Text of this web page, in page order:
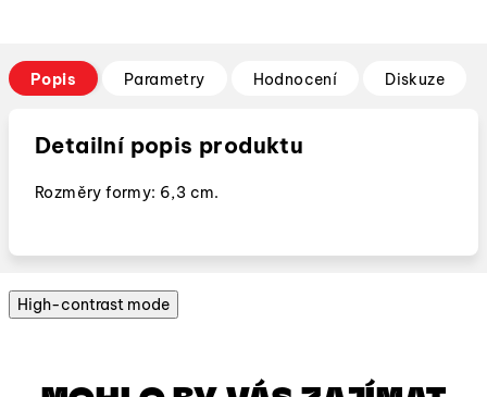
Popis Parametry Hodnocení Diskuze
Detailní popis produktu
Rozměry formy: 6,3 cm.
High-contrast mode